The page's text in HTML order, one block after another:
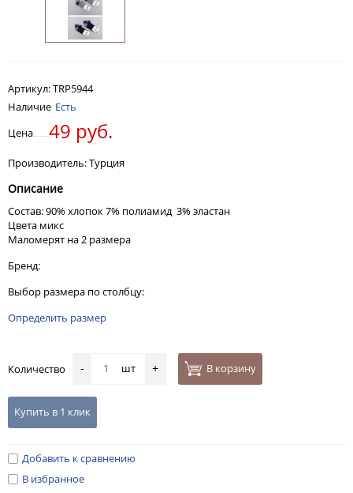
Артикул:TRP5944
Наличие Есть
Цена
49 руб.
Производитель: Турция
Описание
Состав: 90% хлопок 7% полиамид 3% эластан
Цвета микс
Маломерят на 2 размера
Бренд:
Выбор размера по столбцу:
Определить размер
Количество - шт + В корзину
Купить в 1 клик
Добавить к сравнению
В избранное